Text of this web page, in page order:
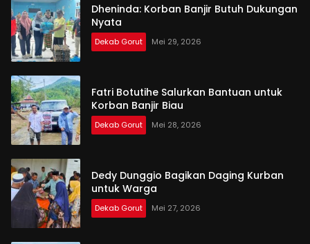
Dheninda: Korban Banjir Butuh Dukungan
Nyata
Dekab Gorut Mei 29, 2026
Fatri Botutihe Salurkan Bantuan untuk
Korban Banjir Biau
Dekab Gorut Mei 28, 2026
Dedy Dunggio Bagikan Daging Kurban
untuk Warga
Dekab Gorut Mei 27, 2026